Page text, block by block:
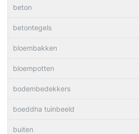
beton
betontegels
bloembakken
bloempotten
bodembedekkers
boeddha tuinbeeld
buiten